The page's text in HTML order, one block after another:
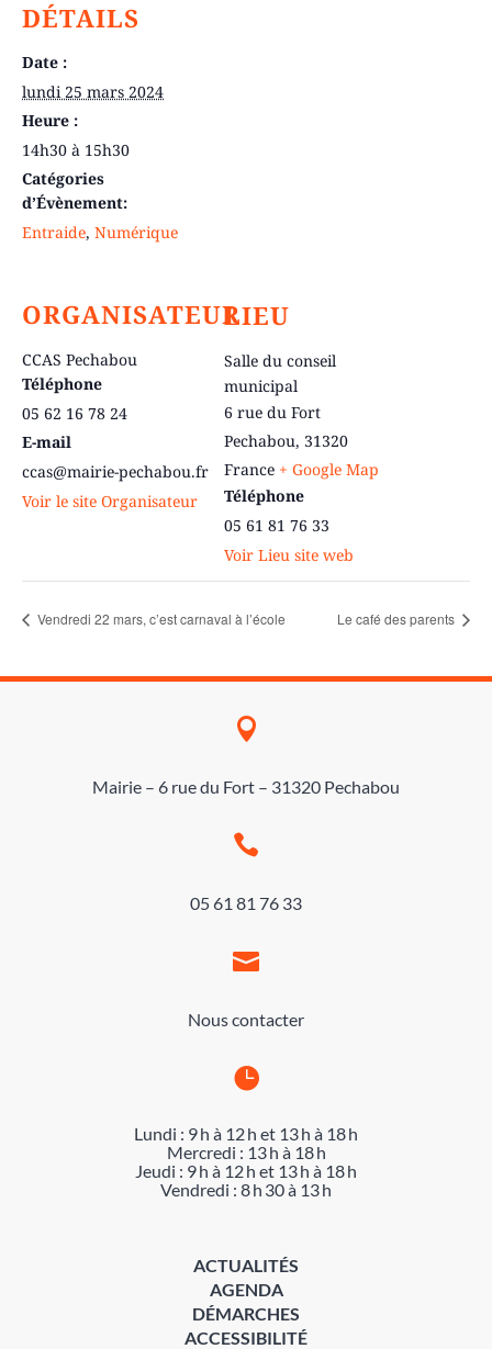
DÉTAILS
Date :
lundi 25 mars 2024
Heure :
14h30 à 15h30
Catégories
d’Évènement:
Entraide, Numérique
ORGANISATEUR
CCAS Pechabou
Téléphone
05 62 16 78 24
E-mail
ccas@mairie-pechabou.fr
Voir le site Organisateur
LIEU
Salle du conseil
municipal
6 rue du Fort
Pechabou, 31320
France + Google Map
Téléphone
05 61 81 76 33
Voir Lieu site web
Vendredi 22 mars, c’est carnaval à l’école Le café des parents

Mairie – 6 rue du Fort – 31320 Pechabou

05 61 81 76 33

Nous contacter

Lundi : 9 h à 12 h et 13 h à 18 h
Mercredi : 13 h à 18 h
Jeudi : 9 h à 12 h et 13 h à 18 h
Vendredi : 8 h 30 à 13 h
ACTUALITÉS
AGENDA
DÉMARCHES
ACCESSIBILITÉ